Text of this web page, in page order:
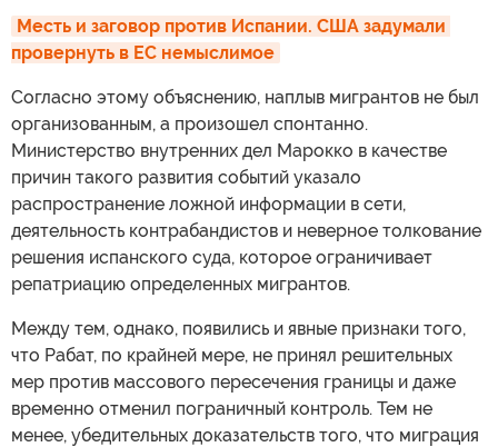
Месть и заговор против Испании. США задумали
провернуть в ЕС немыслимое
Согласно этому объяснению, наплыв мигрантов не был
организованным, а произошел спонтанно.
Министерство внутренних дел Марокко в качестве
причин такого развития событий указало
распространение ложной информации в сети,
деятельность контрабандистов и неверное толкование
решения испанского суда, которое ограничивает
репатриацию определенных мигрантов.
Между тем, однако, появились и явные признаки того,
что Рабат, по крайней мере, не принял решительных
мер против массового пересечения границы и даже
временно отменил пограничный контроль. Тем не
менее, убедительных доказательств того, что миграция